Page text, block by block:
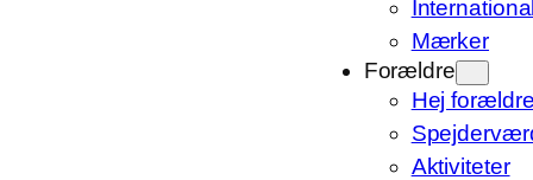
Mærker
Forældre
Hej
Aktiviteter